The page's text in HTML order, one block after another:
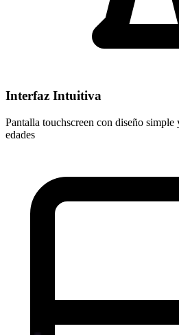
Interfaz Intuitiva
Pantalla touchscreen con diseño simple
edades